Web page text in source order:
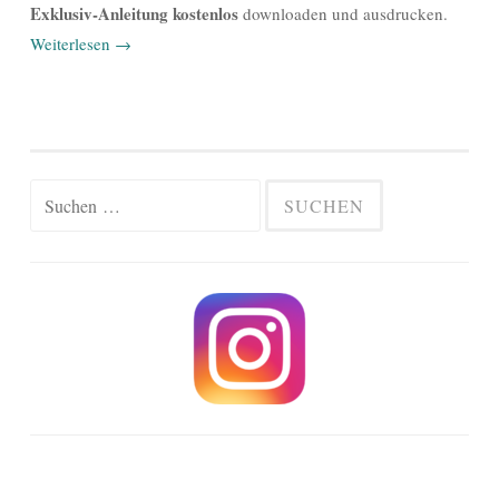
Exklusiv-Anleitung kostenlos downloaden und ausdrucken.
Weiterlesen →
Suchen